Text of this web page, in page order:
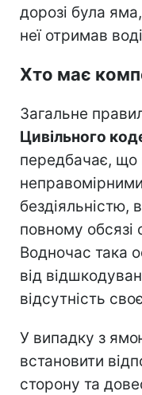
дорозі була
неї отримав
Хто має
Загальне
Цивільного
передбачає,
бездіяльністю,
повному обсязі
Водночас така
від
відсутність
У випадку з
встановити
сторону та